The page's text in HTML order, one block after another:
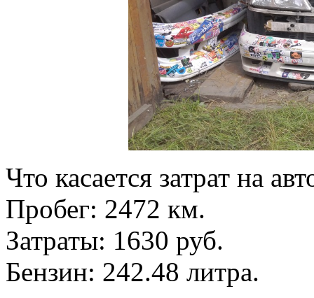
Что касается затрат на
Пробег: 2472 км.
Затраты: 1630 руб.
Бензин: 242.48 литра.